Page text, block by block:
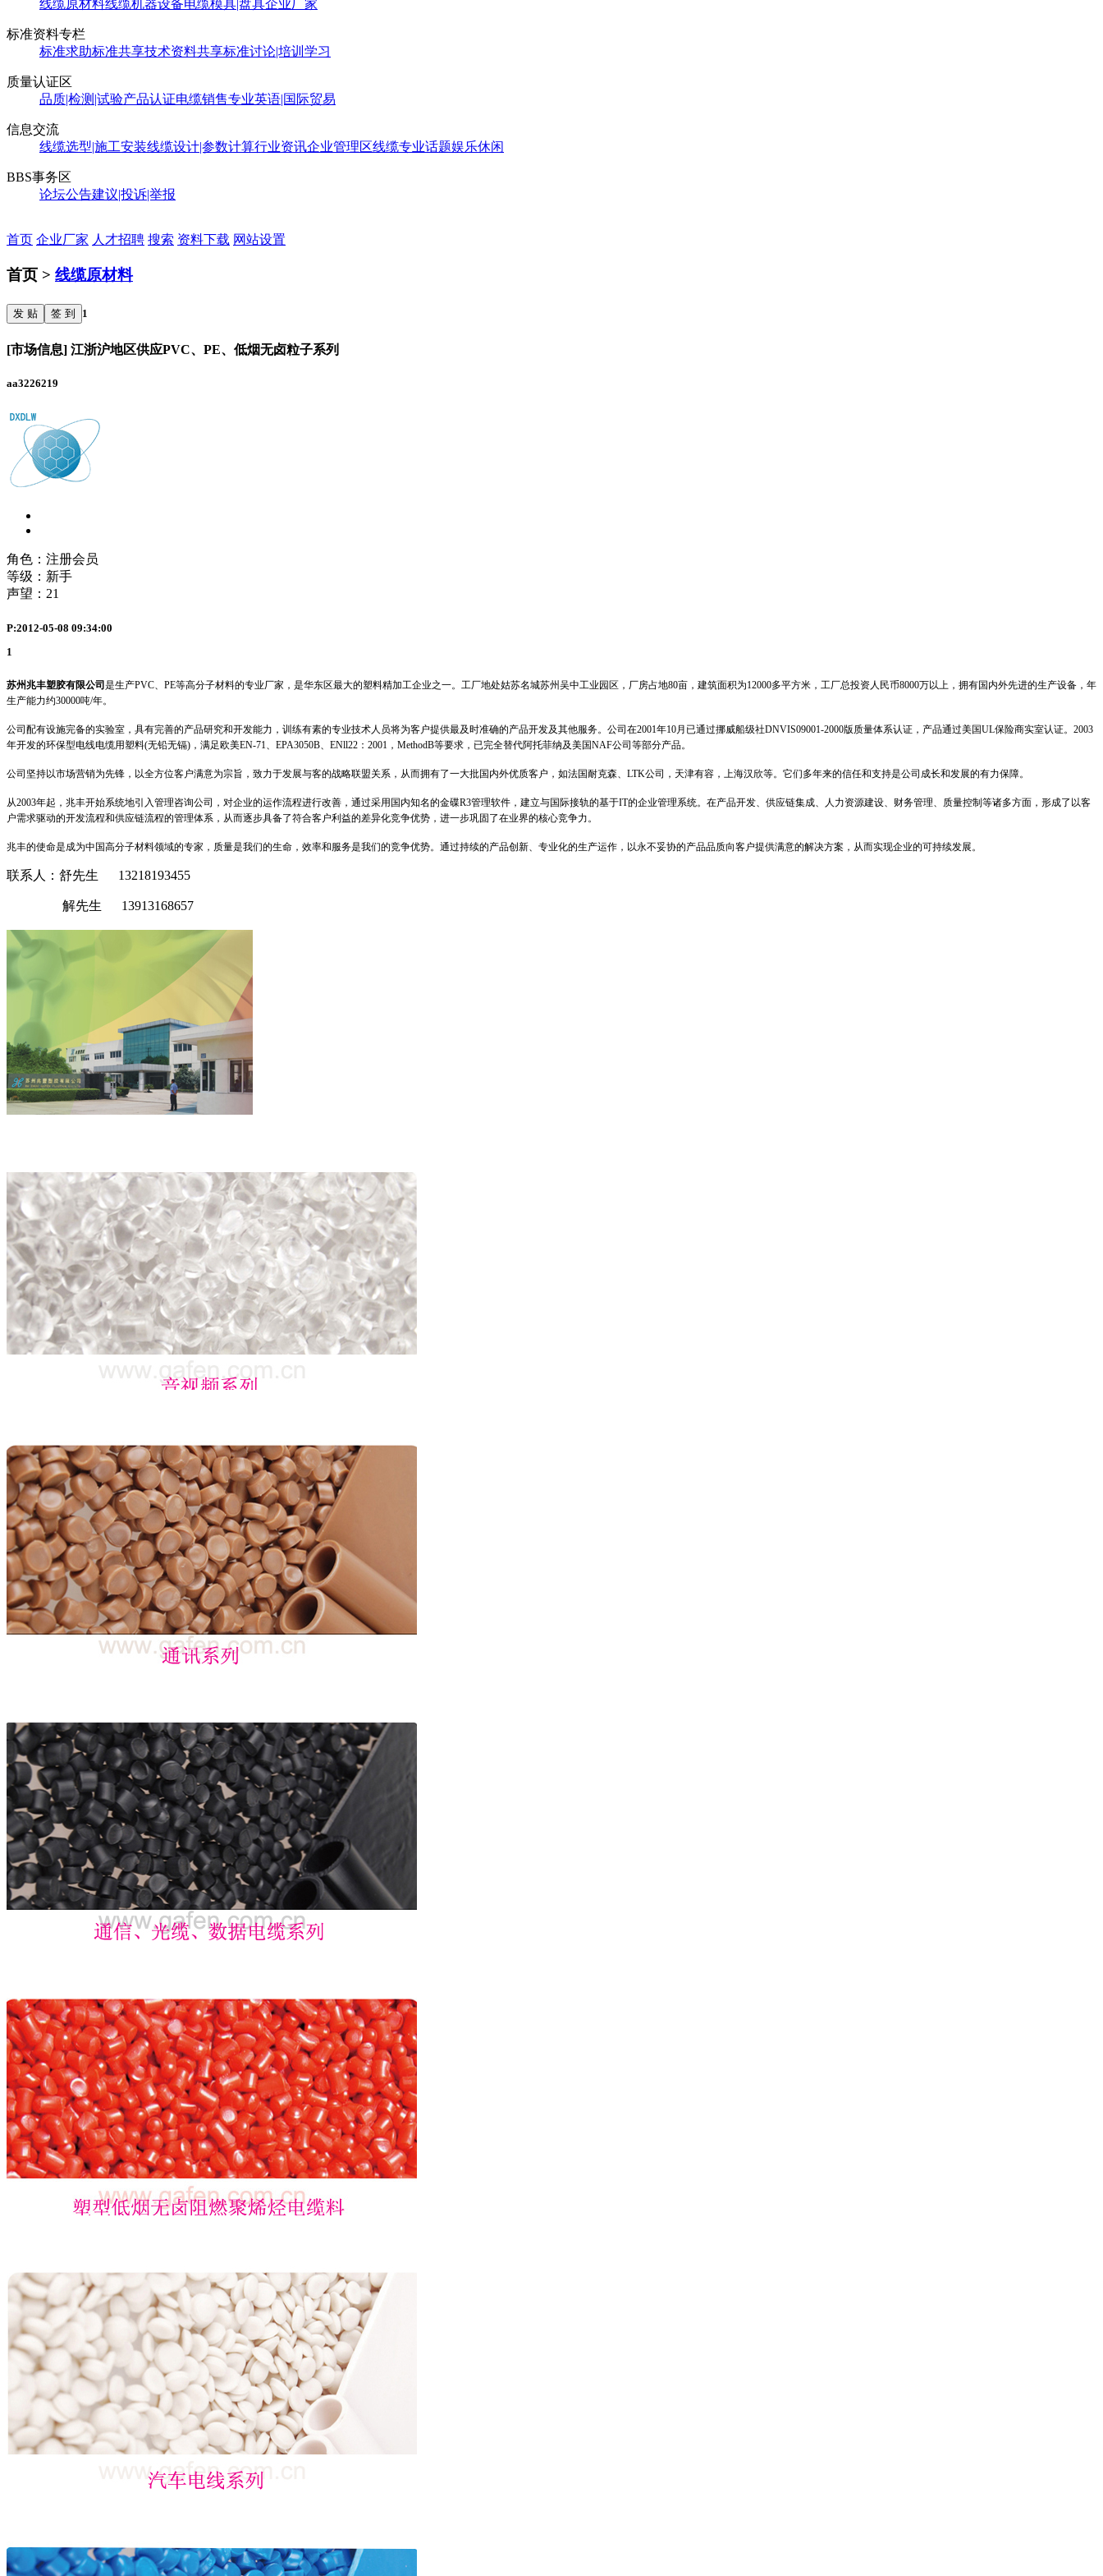
线缆原材料线缆机器设备电缆模具|盘具企业厂家
标准资料专栏
标准求助标准共享技术资料共享标准讨论|培训学习
质量认证区
品质|检测|试验产品认证电缆销售专业英语|国际贸易
信息交流
线缆选型|施工安装线缆设计|参数计算行业资讯企业管理区线缆专业话题娱乐休闲
BBS事务区
论坛公告建议|投诉|举报
首页 企业厂家 人才招聘 搜索 资料下载 网站设置
首页 > 线缆原材料
发 贴 签 到 1
[市场信息] 江浙沪地区供应PVC、PE、低烟无卤粒子系列
aa3226219
角色：注册会员
等级：新手
声望： 21
P:2012-05-08 09:34:00
1
苏州兆丰塑胶有限公司 是生产PVC、 PE等高分子材料的专业厂家，是华东区最大的塑料精加工企业之一。工厂地处姑苏名城苏州吴中工业园区，厂房占地80亩，建筑面积为12000多平方米，工厂总投资人民币8000万以上，拥有国内外先进的生产设备，年
生产能力约30000吨/年。
公司配有设施完备的实验室，具有完善的产品研究和开发能力，训练有素的专业技术人员将为客户提供最及时准确的产品开发及其他服务。公司在2001年10月已通过挪威船级社DNVIS09001-2000版质量体系认证，产品通过美国UL保险商实室认证。 2003
年开发的环保型电线电缆用塑料(无铅无镉) ，满足欧美EN-71、 EPA3050B、 ENll22 ： 2001 ， MethodB等要求，已完全替代阿托菲纳及美国NAF公司等部分产品。
公司坚持以市场营销为先锋，以全方位客户满意为宗旨，致力于发展与客的战略联盟关系，从而拥有了一大批国内外优质客户，如法国耐克森、 LTK公司，天津有容，上海汉欣等。它们多年来的信任和支持是公司成长和发展的有力保障。
从2003年起，兆丰开始系统地引入管理咨询公司，对企业的运作流程进行改善，通过采用国内知名的金碟R3管理软件，建立与国际接轨的基于IT的企业管理系统。在产品开发、供应链集成、人力资源建设、财务管理、质量控制等诸多方面，形成了以客
户需求驱动的开发流程和供应链流程的管理体系，从而逐步具备了符合客户利益的差异化竞争优势，进一步巩固了在业界的核心竞争力。
兆丰的使命是成为中国高分子材料领域的专家，质量是我们的生命，效率和服务是我们的竞争优势。通过持续的产品创新、专业化的生产运作，以永不妥协的产品品质向客户提供满意的解决方案，从而实现企业的可持续发展。
联系人：舒先生 13218193455
解先生 13913168657